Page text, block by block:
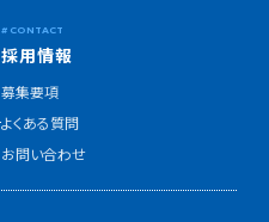
採用情報
募集要項
よくある質問
お問い合わせ